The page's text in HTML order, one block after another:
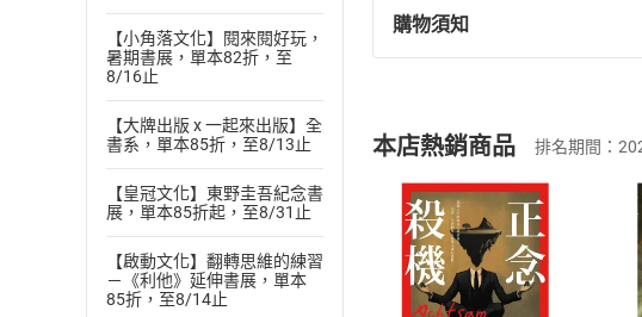
【小角落文化】閱來閱好玩，
暑期書展，單本82折，至
8/16止
【大牌出版 x 一起來出版】全
書系，單本85折，至8/13止
【皇冠文化】東野圭吾紀念書
展，單本85折起，至8/31止
【啟動文化】翻轉思維的練習
－《利他》延伸書展，單本
85折，至8/14止
退換貨規定：
(一)依消費者保護法第19
(二)消費者訂購本店鋪
且已下載/存取電子書，不
退貨方式：您欲取消訂單
貨」，本店鋪將依您的申
請注意，樂天市場須以整
購物須知
挑選商品
Choose
購書後，如何開始使
本店熱銷商品 排名期間：